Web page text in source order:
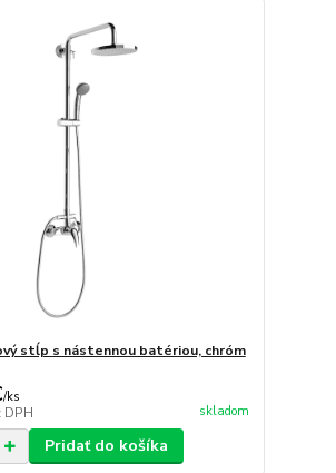
stĺp s nástennou batériou, chróm
/ks
DPH skladom
Pridať do košíka